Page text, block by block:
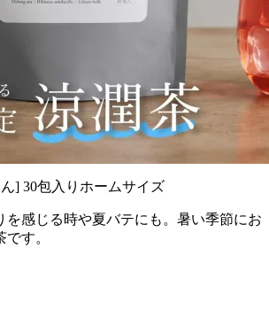
] 30包入りホームサイズ
を感じる時や夏バテにも。暑い季節にお
す。